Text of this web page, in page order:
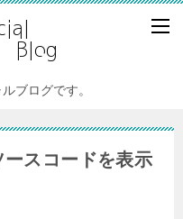
ブログです。
スコードを表示